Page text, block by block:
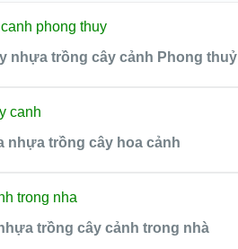
ĐỌC TIẾP
nhựa trồng cây cảnh Phong thuỷ
QUICK LOOK
TIẾP
nhựa trồng cây hoa cảnh
TIẾP
trồng cây cảnh trong nhà